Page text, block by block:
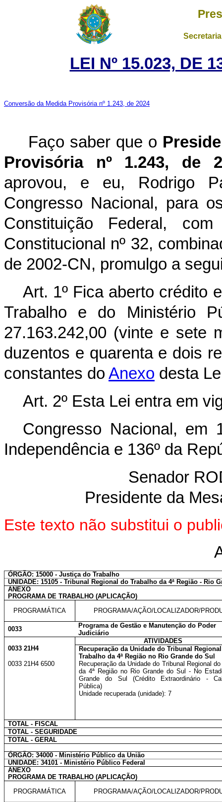
LEI Nº 15.023, DE
Conversão da Medida Provisória nº 1.243, de 2024
Faço saber que o
Provisória nº 1.243, de
aprovou, e eu, Rodrigo
Congresso Nacional, para
Constituição Federal,
Constitucional nº 32,
de 2002-CN, promulgo a
Art. 1º Fica aberto crédito
Trabalho e do Ministério
27.163.242,00 (vinte e sete
duzentos e quarenta e dois
constantes do Anexo desta
Art. 2º Esta Lei entra em
Congresso Nacional, em
Independência e 136º da
Senador
Presidente da
Este texto não substitui o
ÓRGÃO: 15000 - Justiça do Trabalho
UNIDADE: 15105 - Tribunal Regional do Trabalho da 4ª Região - Rio
ANEXO
PROGRAMA DE TRABALHO (APLICAÇÃO)
PROGRAMÁTICA
PROGRAMA/AÇÃO/LOCALIZADOR/
0033
Programa de Gestão e Manutenção do Poder
Judiciário
ATIVIDADES
0033 21H4
Recuperação da Unidade do Tribunal
Trabalho da 4ª Região no Rio Grande do Sul
0033 21H4 6500
Recuperação da Unidade do Tribunal Regional
da 4ª Região no Rio Grande do Sul - No
Grande do Sul (Crédito Extraordinário -
Pública)
Unidade recuperada (unidade): 7
TOTAL - FISCAL
TOTAL - SEGURIDADE
TOTAL - GERAL
ÓRGÃO: 34000 - Ministério Público da União
UNIDADE: 34101 - Ministério Público Federal
ANEXO
PROGRAMA DE TRABALHO (APLICAÇÃO)
PROGRAMÁTICA
PROGRAMA/AÇÃO/LOCALIZADOR/